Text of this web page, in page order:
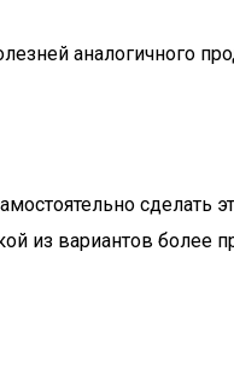
аналогичного
сделать
из вариантов более